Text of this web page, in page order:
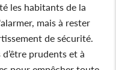
les habitants de la
mais à rester
de sécurité.
prudents et à